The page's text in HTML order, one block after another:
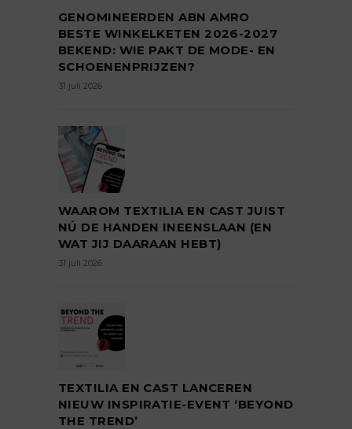
GENOMINEERDEN ABN AMRO
BESTE WINKELKETEN 2026-2027
BEKEND: WIE PAKT DE MODE- EN
SCHOENENPRIJZEN?
31 juli 2026
WAAROM TEXTILIA EN CAST JUIST
NÚ DE HANDEN INEENSLAAN (EN
WAT JIJ DAARAAN HEBT)
31 juli 2026
TEXTILIA EN CAST LANCEREN
NIEUW INSPIRATIE-EVENT ‘BEYOND
THE TREND’